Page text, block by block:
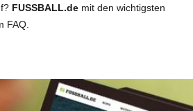
FUSSBALL.de mit den wichtigsten
FAQ.